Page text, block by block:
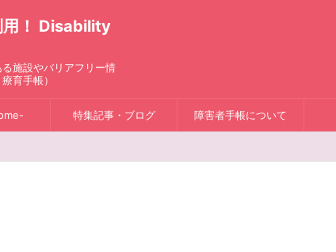
用！ Disability
施設やバリアフリー情
育手帳）
特集記事・ブログ 障害者手帳について